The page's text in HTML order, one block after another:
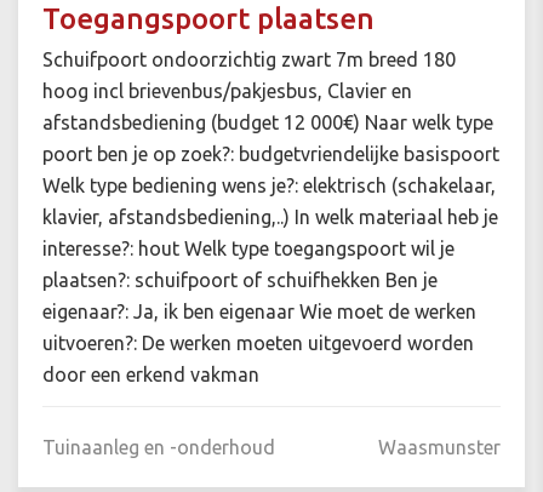
Toegangspoort plaatsen
Schuifpoort ondoorzichtig zwart 7m breed 180
hoog incl brievenbus/pakjesbus, Clavier en
afstandsbediening (budget 12 000€) Naar welk type
poort ben je op zoek?: budgetvriendelijke basispoort
Welk type bediening wens je?: elektrisch (schakelaar,
klavier, afstandsbediening,..) In welk materiaal heb je
interesse?: hout Welk type toegangspoort wil je
plaatsen?: schuifpoort of schuifhekken Ben je
eigenaar?: Ja, ik ben eigenaar Wie moet de werken
uitvoeren?: De werken moeten uitgevoerd worden
door een erkend vakman
Tuinaanleg en -onderhoud Waasmunster